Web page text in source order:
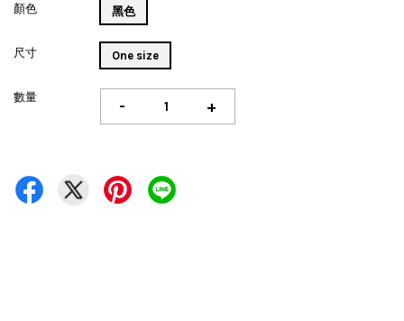
顏色 黑色
尺寸 One size
數量 - +